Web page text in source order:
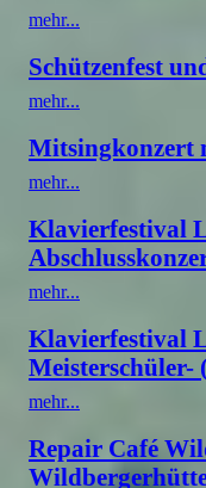
mehr...
Schützenfest
mehr...
Mitsingkonzert
mehr...
Klavierfestival
mehr...
Klavierfestival
mehr...
Repair Café